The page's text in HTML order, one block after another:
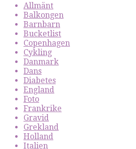
Allmänt
Balkongen
Barnbarn
Bucketlist
Copenhagen
Cykling
Danmark
Dans
Diabetes
England
Foto
Frankrike
Gravid
Grekland
Holland
Italien